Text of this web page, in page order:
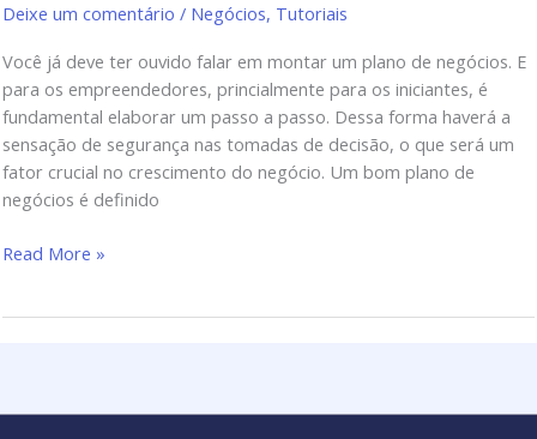
Deixe um comentário / Negócios, Tutoriais
Você já deve ter ouvido falar em montar um plano de negócios. E
para os empreendedores, princialmente para os iniciantes, é
fundamental elaborar um passo a passo. Dessa forma haverá a
sensação de segurança nas tomadas de decisão, o que será um
fator crucial no crescimento do negócio. Um bom plano de
negócios é definido
Read More »